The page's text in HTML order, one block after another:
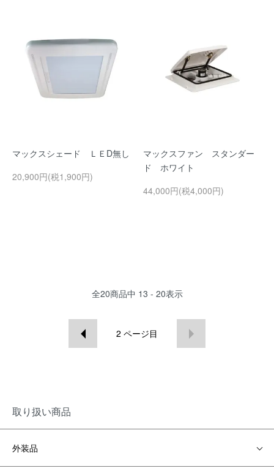
マックスシェード ＬＥD無し
20,900円(税1,900円)
マックスファン スタンダー
ド ホワイト
44,000円(税4,000円)
全20商品中 13 - 20表示
2 ページ目
取り扱い商品
外装品